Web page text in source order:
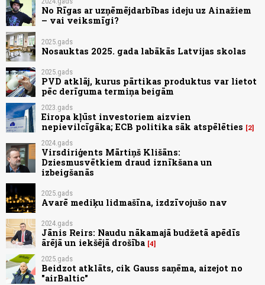
No Rīgas ar uzņēmējdarbības ideju uz Ainažiem
– vai veiksmīgi?
2025.gads
Nosauktas 2025. gada labākās Latvijas skolas
2025.gads
PVD atklāj, kurus pārtikas produktus var lietot
pēc derīguma termiņa beigām
2023.gads
Eiropa kļūst investoriem aizvien
nepievilcīgāka; ECB politika sāk atspēlēties
2
2024.gads
Virsdiriģents Mārtiņš Klišāns:
Dziesmusvētkiem draud iznīkšana un
izbeigšanās
2025.gads
Avarē mediķu lidmašīna, izdzīvojušo nav
2024.gads
Jānis Reirs: Naudu nākamajā budžetā apēdīs
ārējā un iekšējā drošība 4
2025.gads
Beidzot atklāts, cik Gauss saņēma, aizejot no
"airBaltic"